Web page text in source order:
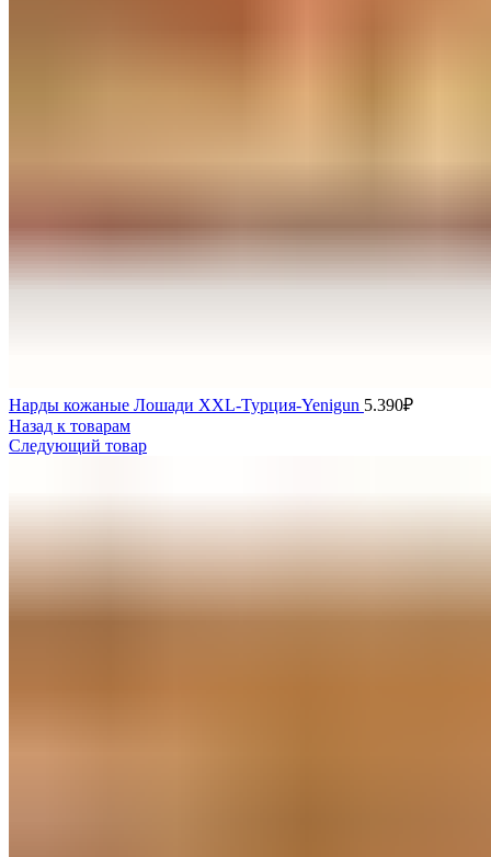
Нарды кожаные Лошади XXL-Турция-Yenigun 5.390₽
Назад к товарам
Следующий товар